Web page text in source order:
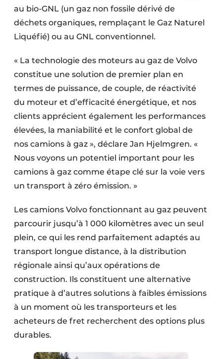
au bio-GNL (un gaz non fossile dérivé de
déchets organiques, remplaçant le Gaz Naturel
Liquéfié) ou au GNL conventionnel.
« La technologie des moteurs au gaz de Volvo
constitue une solution de premier plan en
termes de puissance, de couple, de réactivité
du moteur et d’efficacité énergétique, et nos
clients apprécient également les performances
élevées, la maniabilité et le confort global de
nos camions à gaz », déclare Jan Hjelmgren. «
Nous voyons un potentiel important pour les
camions à gaz comme étape clé sur la voie vers
un transport à zéro émission. »
Les camions Volvo fonctionnant au gaz peuvent
parcourir jusqu’à 1 000 kilomètres avec un seul
plein, ce qui les rend parfaitement adaptés au
transport longue distance, à la distribution
régionale ainsi qu’aux opérations de
construction. Ils constituent une alternative
pratique à d’autres solutions à faibles émissions
à un moment où les transporteurs et les
acheteurs de fret recherchent des options plus
durables.